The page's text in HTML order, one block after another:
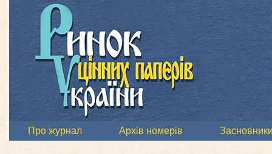
Про журнал Архів номерів